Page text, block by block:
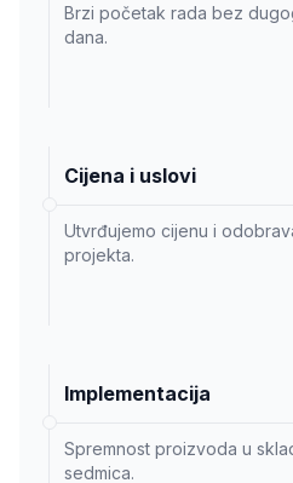
Brzi početak rada bez
dana.
Cijena i uslovi
Utvrđujemo cijenu i
projekta.
Implementacija
Spremnost proizvoda u
sedmica.